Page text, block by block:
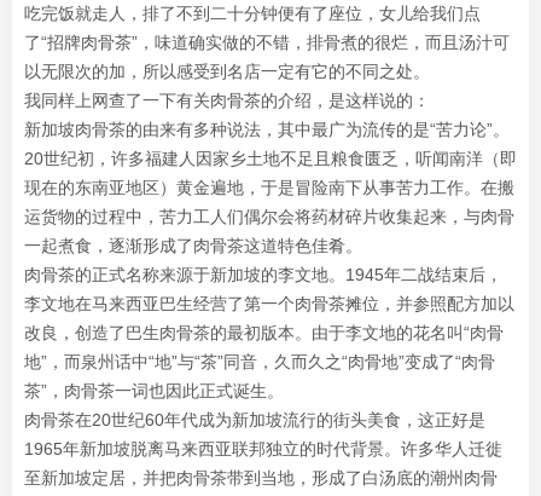
吃完饭就走人，排了不到二十分钟便有了座位，女儿给我们点
了“招牌肉骨茶”，味道确实做的不错，排骨煮的很烂，而且汤汁可
以无限次的加，所以感受到名店一定有它的不同之处。
我同样上网查了一下有关肉骨茶的介绍，是这样说的：
新加坡肉骨茶的由来有多种说法，其中最广为流传的是“苦力论”。
20世纪初，许多福建人因家乡土地不足且粮食匮乏，听闻南洋（即
现在的东南亚地区）黄金遍地，于是冒险南下从事苦力工作。在搬
运货物的过程中，苦力工人们偶尔会将药材碎片收集起来，与肉骨
一起煮食，逐渐形成了肉骨茶这道特色佳肴。‌
肉骨茶的正式名称来源于新加坡的李文地。1945年二战结束后，
李文地在马来西亚巴生经营了第一个肉骨茶摊位，并参照配方加以
改良，创造了巴生肉骨茶的最初版本。由于李文地的花名叫“肉骨
地”，而泉州话中“地”与“茶”同音，久而久之“肉骨地”变成了“肉骨
茶”，肉骨茶一词也因此正式诞生。
肉骨茶在20世纪60年代成为新加坡流行的街头美食，这正好是
1965年新加坡脱离马来西亚联邦独立的时代背景。许多华人迁徙
至新加坡定居，并把肉骨茶带到当地，形成了白汤底的潮州肉骨